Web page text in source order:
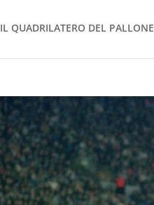
IL QUADRILATERO DEL PALLONE